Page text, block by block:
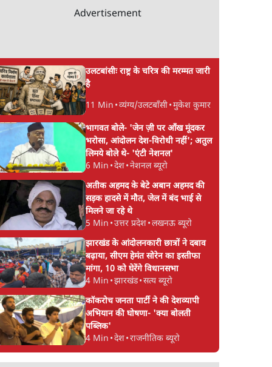
Advertisement
उलटबांसीः राष्ट्र के चरित्र की मरम्मत जारी
है
11 Min •व्यंग्य/उलटबाँसी•मुकेश कुमार
भागवत बोले- 'जेन ज़ी पर आँख मूंदकर
भरोसा, आंदोलन देश-विरोधी नहीं'; अतुल
लिमये बोले थे- 'एंटी नेशनल'
6 Min •देश•नेशनल ब्यूरो
अतीक अहमद के बेटे अबान अहमद की
सड़क हादसे में मौत, जेल में बंद भाई से
मिलने जा रहे थे
5 Min •उत्तर प्रदेश•लखनऊ ब्यूरो
झारखंड के आंदोलनकारी छात्रों ने दबाव
बढ़ाया, सीएम हेमंत सोरेन का इस्तीफा
मांगा, 10 को घेरेंगे विधानसभा
4 Min •झारखंड•सत्य ब्यूरो
कॉकरोच जनता पार्टी ने की देशव्यापी
अभियान की घोषणा- 'क्या बोलती
पब्लिक'
4 Min •देश•राजनीतिक ब्यूरो